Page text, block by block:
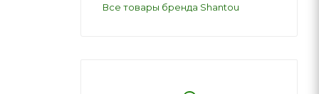
Все товары бренда Shantou